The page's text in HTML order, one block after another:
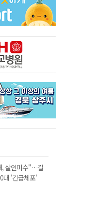
장도 재개장 준비 돌입
상장설에 술렁[개미와글와글]
, 살인미수"…길
대 '긴급체포'